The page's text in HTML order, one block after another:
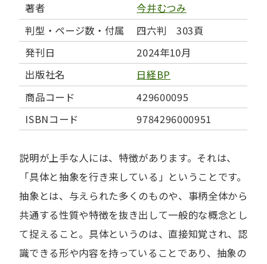
著者
今井むつみ
判型・ページ数・付属
四六判 303頁
発刊日
2024年10月
出版社名
日経BP
商品コード
429600095
ISBNコード
9784296000951
説明が上手な人には、特徴があります。それは、
「具体と抽象を行き来している」ということです。
抽象とは、与えられた多くのものや、事柄全体から
共通する性質や特徴を抜き出して一般的な概念とし
て捉えること。具体というのは、直接知覚され、認
識できる形や内容を持っていることであり、抽象の